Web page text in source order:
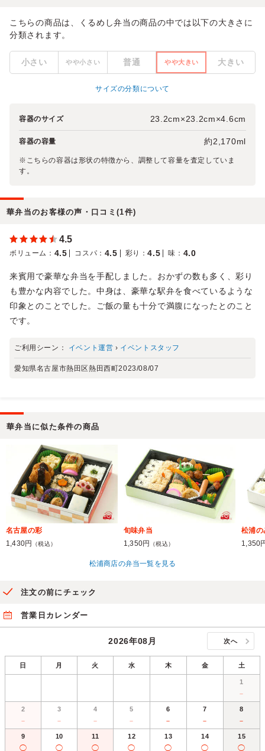
こちらの商品は、くるめし弁当の商品の中では以下の大きさに
分類されます。
小さい やや小さい 普通 やや大きい 大きい
サイズの分類について
容器のサイズ 23.2cm×23.2cm×4.6cm
容器の容量 約2,170ml
※こちらの容器は形状の特徴から、調整して容量を査定していま
す。
華弁当のお客様の声・口コミ(1件)
4.5
ボリューム ： 4.5 コスパ ： 4.5 彩り ：4.5 味 ： 4.0
来賓用で豪華な弁当を手配しました。おかずの数も多く、彩り
も豊かな内容でした。中身は、豪華な駅弁を食べているような
印象とのことでした。ご飯の量も十分で満腹になったとのこと
です。
ご利用シーン： イベント運営 › イベントスタッフ
愛知県名古屋市熱田区熱田西町2023/08/07
華弁当に似た条件の商品
名古屋の彩
1,430円
（税込）
旬味弁当
1,350円
（税込）
松浦の
1,350
松浦商店の弁当一覧を見る
注文の前にチェック
営業日カレンダー
2026年08月 次へ
日 月 火 水 木 金 土
1
－
2
－
3
－
4
－
5
－
6
－
7
－
8
－
9
◯
10
◯
11
◯
12
◯
13
◯
14
◯
15
◯